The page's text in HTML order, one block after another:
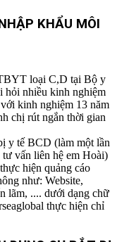
KHẨU MÔI
loại C,D tại Bộ y
hỏi nhiều kinh nghiệm
kinh nghiệm 13 năm
chị rút ngắn thời gian
y tế BCD (làm một lần
tư vấn liên hệ em Hoài)
hiện quảng cáo
như: Website,
lãm, .... dưới dạng chữ
thực hiện chỉ